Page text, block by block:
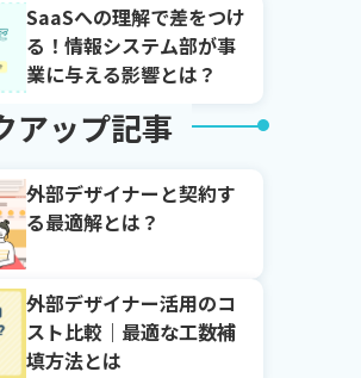
SaaSへの理解で差をつけ
る！情報システム部が事
業に与える影響とは？
アップ記事
外部デザイナーと契約す
る最適解とは？
外部デザイナー活用のコ
スト比較｜最適な工数補
填方法とは